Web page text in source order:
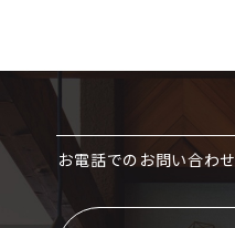
お電話でのお問い合わせ